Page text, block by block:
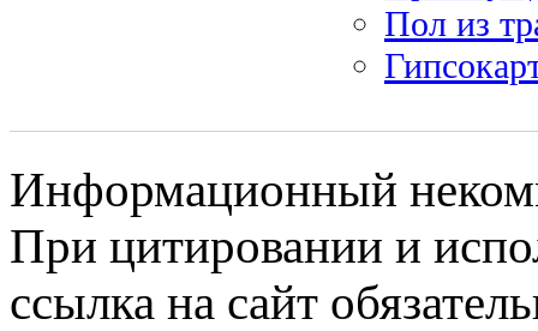
Пол из
Информационный
При цитировании и
ссылка на сайт